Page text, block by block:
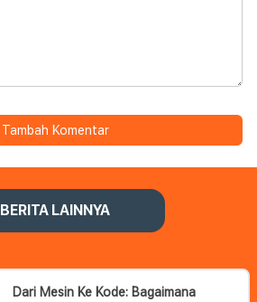
Tambah Komentar
BERITA LAINNYA
Dari Mesin Ke Kode: Bagaimana